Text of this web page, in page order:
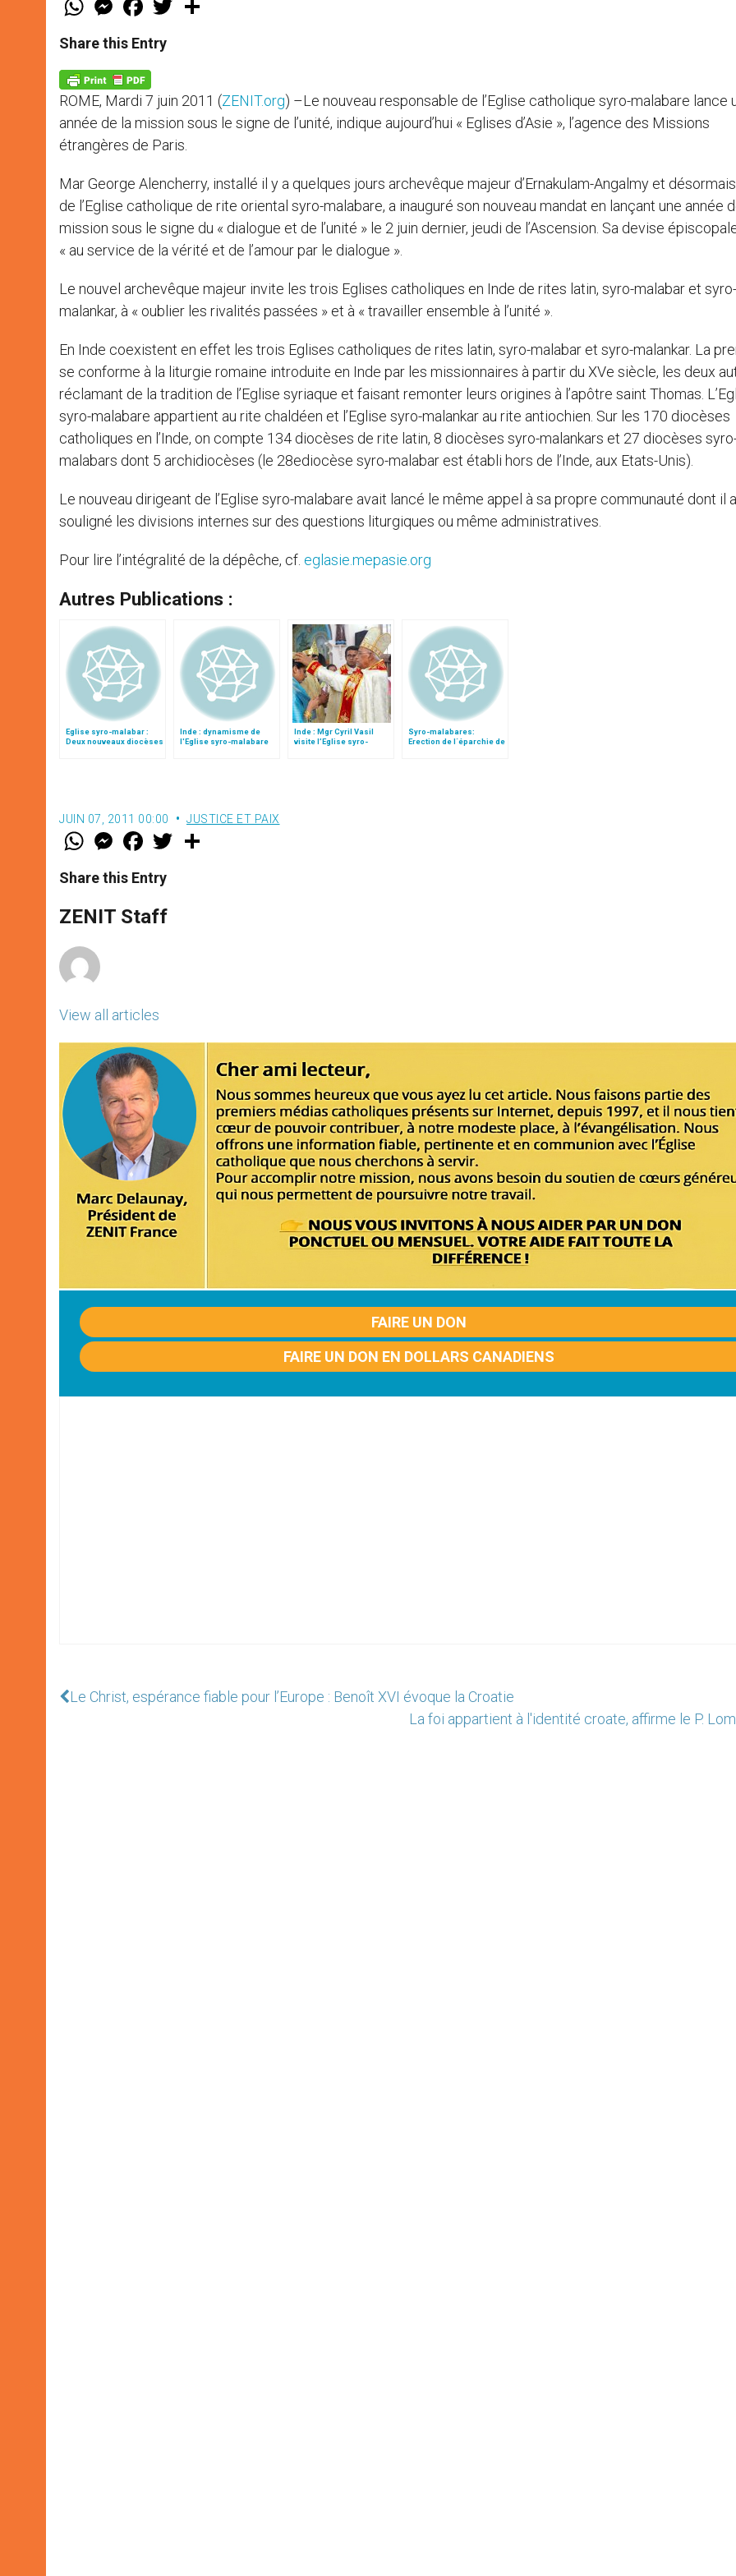
t
s
p
p
e
s
e
g
e
r
a
e
b
k
w
Share this Entry
ROME, Mardi 7 juin 2011 (ZENIT.org) –Le nouveau responsable de l’Eglise catholique syro-malabare lance
année de la mission sous le signe de l’unité, indique aujourd’hui « Eglises d’Asie », l’agence des Missions
étrangères de Paris.
Mar George Alencherry, installé il y a quelques jours archevêque majeur d’Ernakulam-Angalmy et
de l’Eglise catholique de rite oriental syro-malabare, a inauguré son nouveau mandat en lançant une année
mission sous le signe du « dialogue et de l’unité » le 2 juin dernier, jeudi de l’Ascension. Sa devise
« au service de la vérité et de l’amour par le dialogue ».
Le nouvel archevêque majeur invite les trois Eglises catholiques en Inde de rites latin, syro-malabar et syro-
malankar, à « oublier les rivalités passées » et à « travailler ensemble à l’unité ».
En Inde coexistent en effet les trois Eglises catholiques de rites latin, syro-malabar et syro-malankar. La
se conforme à la liturgie romaine introduite en Inde par les missionnaires à partir du XVe siècle, les deux
réclamant de la tradition de l’Eglise syriaque et faisant remonter leurs origines à l’apôtre saint Thomas.
syro-malabare appartient au rite chaldéen et l’Eglise syro-malankar au rite antiochien. Sur les 170 diocèses
catholiques en l’Inde, on compte 134 diocèses de rite latin, 8 diocèses syro-malankars et 27 diocèses
malabars dont 5 archidiocèses (le 28ediocèse syro-malabar est établi hors de l’Inde, aux Etats-Unis).
Le nouveau dirigeant de l’Eglise syro-malabare avait lancé le même appel à sa propre communauté dont il
souligné les divisions internes sur des questions liturgiques ou même administratives.
Pour lire l’intégralité de la dépêche, cf. eglasie.mepasie.org
Autres Publications :
Eglise syro-malabar :
Deux nouveaux diocèses
Inde : dynamisme de
l'Eglise syro-malabare
Inde : Mgr Cyril Vasil
visite l’Eglise syro-
Syro-malabares:
Erection de l´éparchie de
JUIN 07, 2011 00:00 JUSTICE ET PAIX
W
t
s
p
p
M
e
s
e
g
e
F
a
e
b
o
k
w
Share this Entry
ZENIT Staff
View all articles
FAIRE UN DON
FAIRE UN DON EN DOLLARS CANADIENS
Le Christ, espérance fiable pour l’Europe : Benoît XVI évoque la Croatie
La foi appartient à l'identité croate, affirme le P.